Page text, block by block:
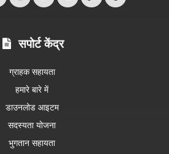
सपोर्ट केंद्र
ग्राहक सहायता
हमारे बारे में
डाउनलोड आइटम
सदस्यता योजना
भुगतान सहायता